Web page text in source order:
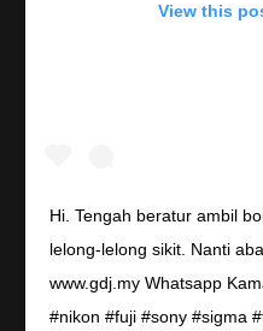
View this
Hi. Tengah beratur ambil
lelong-lelong sikit. Nanti
www.gdj.my Whatsapp
#nikon #fuji #sony #sigma